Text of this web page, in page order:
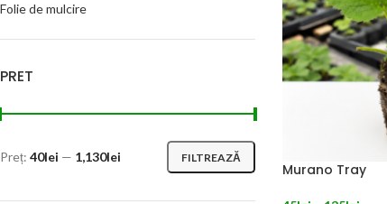
Folie de mulcire
PRET
FILTREAZĂ
Preț: 40lei — 1,130lei
Murano Tray